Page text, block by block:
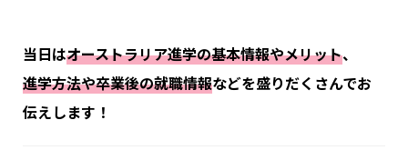
当日はオーストラリア進学の基本情報やメリット、
進学方法や卒業後の就職情報などを盛りだくさんでお
伝えします！